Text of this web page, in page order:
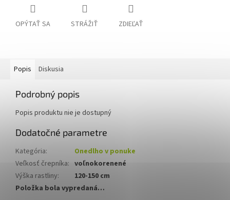
OPÝTAŤ SA STRÁŽIŤ ZDIEĽAŤ
Popis Diskusia
Podrobný popis
Popis produktu nie je dostupný
Dodatočné parametre
Kategória:
Onedlho v ponuke
Veľkosť črepníka: voľnokorenené
Výška rastliny:
120-150 cm
Položka bola vypredaná…